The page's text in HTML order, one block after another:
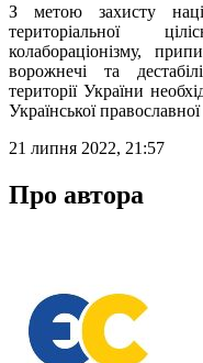
З метою захисту
територіальної
колабораціонізму,
ворожнечі та
території України
Української
21 липня 2022, 21:57
Про автора